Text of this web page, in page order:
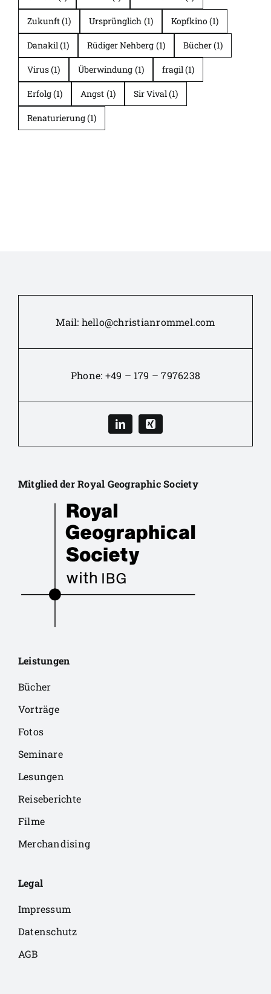
Zukunft(1) Ursprünglich (1) Kopfkino(1)
Danakil(1) Rüdiger Nehberg (1) Bücher(1)
Virus(1) Überwindung (1) fragil(1)
Erfolg(1) Angst (1) Sir Vival(1)
Renaturierung(1)
Mail: hello@christianrommel.com
Phone: +49 – 179 – 7976238
Mitglied der Royal Geographic Society
Leistungen
Bücher
Vorträge
Fotos
Seminare
Lesungen
Reiseberichte
Filme
Merchandising
Legal
Impressum
Datenschutz
AGB